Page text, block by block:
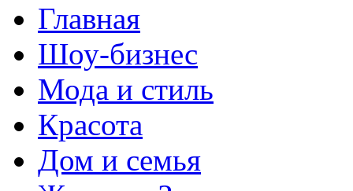
Главная
Шоу-бизнес
Мода и стиль
Красота
Дом и семья